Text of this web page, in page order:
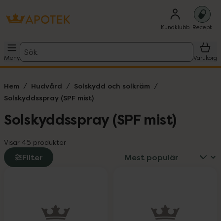
Kundklubb Recept
Meny
Sök
Varukorg
Hem Hudvård
Solskydd och solkräm
Solskyddsspray (SPF mist)
Solskyddsspray (SPF mist)
Visar 45 produkter
Filter